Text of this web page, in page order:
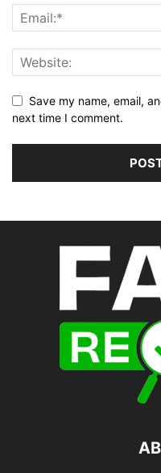
Save my name, email,
next time I comment.